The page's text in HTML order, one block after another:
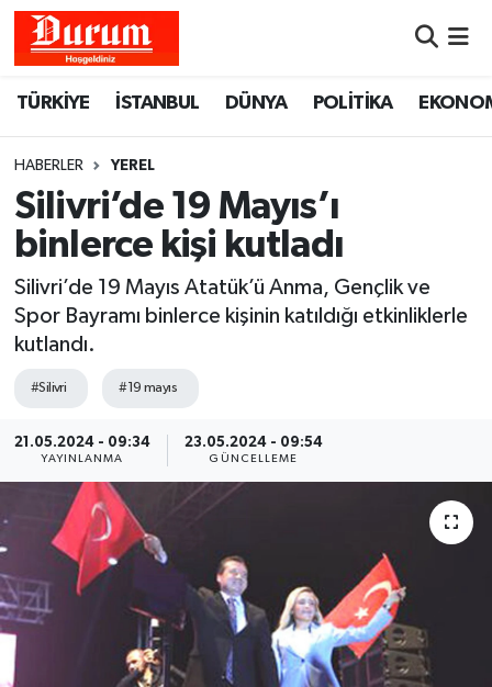
TÜRKİYE İSTANBUL DÜNYA POLİTİKA
HABERLER YEREL
Silivri’de 19 Mayıs’ı
binlerce kişi kutladı
Silivri’de 19 Mayıs Atatük’ü Anma, Gençlik ve
Spor Bayramı binlerce kişinin katıldığı etkinliklerle
kutlandı.
#Silivri #19 mayıs
21.05.2024 - 09:34
YAYINLANMA
23.05.2024 - 09:54
GÜNCELLEME
Hava Durumu
Namaz Vakitleri
Trafik Durumu
Süper Lig Puan Durumu ve Fikstür